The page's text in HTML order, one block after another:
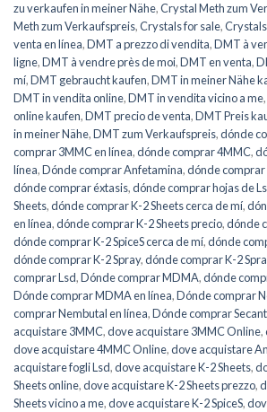
zu verkaufen in meiner Nähe,Crystal Meth zum
Meth zum Verkaufspreis,Crystals for sale,
venta en línea,DMT a prezzo di vendita,DMT à
ligne,DMT à vendre près de moi,DMT en venta,
mí,DMT gebraucht kaufen,DMT in meiner Nähe
DMT in vendita online,DMT in vendita vicino a me,
online kaufen,DMT precio de venta,DMT Preis
in meiner Nähe,DMT zum Verkaufspreis,dónde
comprar 3MMC en línea,dónde comprar 4MMC,
línea,Dónde comprar Anfetamina,dónde
dónde comprar éxtasis,dónde comprar hojas de
Sheets,dónde comprar K-2 Sheets cerca de mí,
en línea,dónde comprar K-2 Sheets precio,dónde
dónde comprar K-2 SpiceS cerca de mí,dónde
dónde comprar K-2 Spray,dónde comprar K-2
comprar Lsd,Dónde comprar MDMA,dónde
Dónde comprar MDMA en línea,Dónde comprar
comprar Nembutal en línea,Dónde comprar
acquistare 3MMC,dove acquistare 3MMC Online,
dove acquistare 4MMC Online,dove acquistare
acquistare fogli Lsd,dove acquistare K-2 Sheets,
Sheets online,dove acquistare K-2 Sheets prezzo,
Sheets vicino a me,dove acquistare K-2 SpiceS,